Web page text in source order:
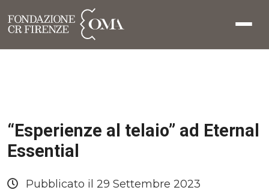
“Esperienze al telaio” ad Eternal
Essential
Pubblicato il 29 Settembre 2023